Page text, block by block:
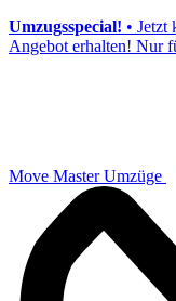
Umzugsspecial! • Jetzt
Angebot erhalten! Nur
Move Master Umzüge